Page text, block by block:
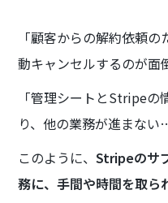
「顧客からの解約依頼
動キャンセルするのが面
「管理シートとStripe
り、他の業務が進まない
このように、Stripeのサ
務に、手間や時間を取ら